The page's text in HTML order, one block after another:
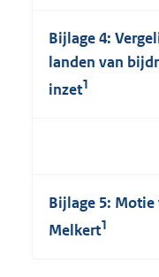
Bijlage 4:
landen van
inzet1
Bijlage 5:
Melkert1